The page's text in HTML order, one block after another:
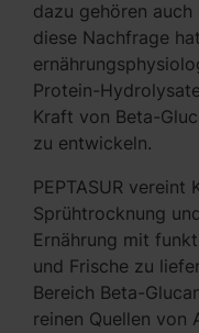
dazu gehören
diese Nachfrage
Protein-
Kraft von Beta-
zu entwickeln.
PEPTASUR vereint
Sprühtrocknung
Ernährung mit
und Frische zu
Bereich Beta-
reinen Quellen von